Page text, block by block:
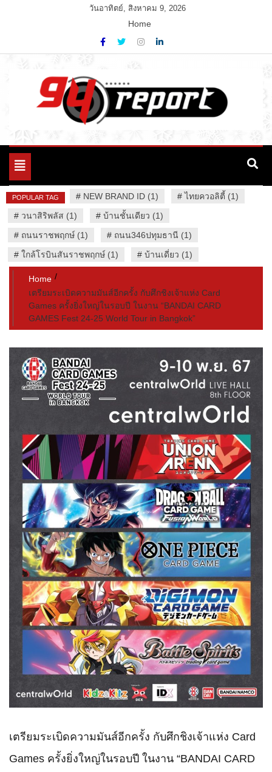
วันอาทิตย์, สิงหาคม 9, 2026
Home
94 Report.com
Variety News
Toggle
POPULAR TAG # NEW BRAND ID (1) #ไทยควอลิตี้ (1)
# วนาสิริพลัส (1) # บ้านชั้นเดียว (1)
# ถนนราชพฤกษ์ (1) # ถนน346ปทุมธานี (1)
# ใกล้โรบินสันราชพฤกษ์ (1) # บ้านเดี่ยว (1)
Home
เตรียมระเบิดความมันส์อีกครั้ง กับศึกชิงเจ้าแห่ง Card
Games ครั้งยิ่งใหญ่ในรอบปี ในงาน “BANDAI CARD
GAMES Fest 24-25 World Tour in Bangkok”
เตรียมระเบิดความมันส์อีกครั้ง กับศึกชิงเจ้าแห่ง Card
Games ครั้งยิ่งใหญ่ในรอบปี ในงาน “BANDAI CARD